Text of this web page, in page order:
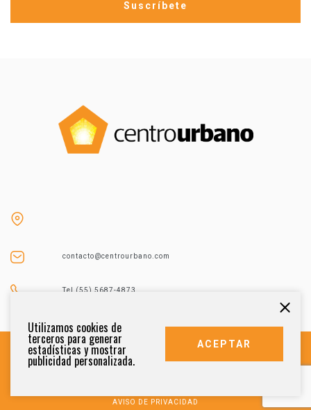
contacto@centrourbano.com
Tel (55) 5687-4873
AVISO DE PRIVACIDAD
Utilizamos cookies de
terceros para generar
estadísticas y mostrar
publicidad personalizada.
ACEPTAR